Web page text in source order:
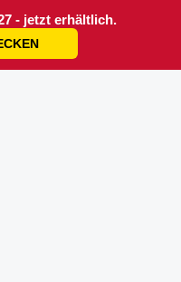
- jetzt erhältlich.